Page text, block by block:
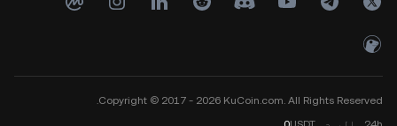
Copyright © 2017 - 2026 KuCoin.com. All Rights Reserved.